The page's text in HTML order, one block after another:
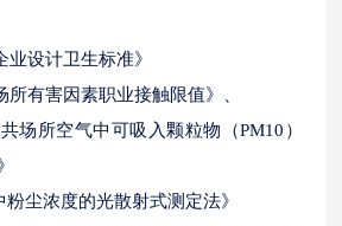
业设计卫生标准》
所有害因素职业接触限值》、
场所空气中可吸入颗粒物（PM10）
尘浓度的光散射式测定法》